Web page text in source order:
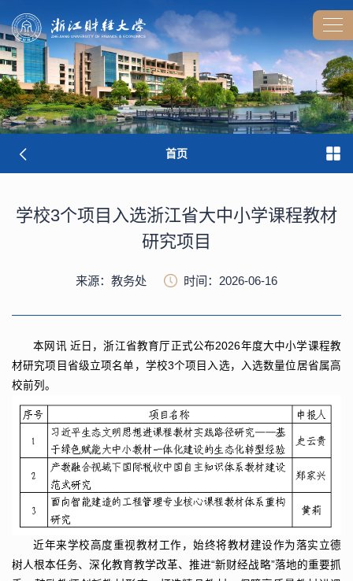
首页
学校3个项目入选浙江省大中小学课程教材
研究项目
来源：教务处 时间：2026-06-16
本网讯 近日，浙江省教育厅正式公布2026年度大中小学课程教
材研究项目省级立项名单，学校3个项目入选，入选数量位居省属高
校前列。
近年来学校高度重视教材工作，始终将教材建设作为落实立德
树人根本任务、深化教育教学改革、推进“新财经战略”落地的重要抓